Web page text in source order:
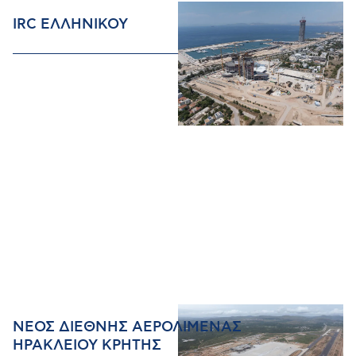
IRC ΕΛΛΗΝΙΚΟΥ
ΝΕΟΣ ΔΙΕΘΝΗΣ ΑΕΡΟΛΙΜΕΝΑΣ
ΗΡΑΚΛΕΙΟΥ ΚΡΗΤΗΣ